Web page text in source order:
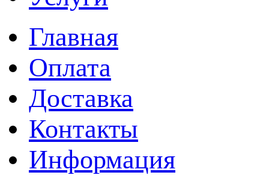
Главная
Оплата
Доставка
Контакты
Информация